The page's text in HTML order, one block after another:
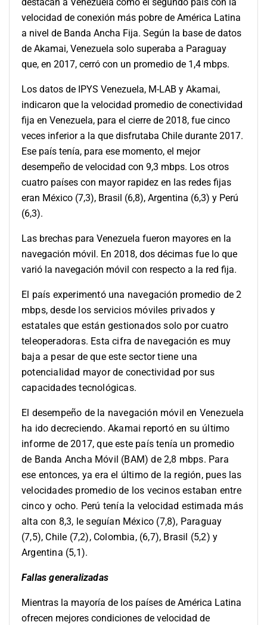
destacan a Venezuela como el segundo país con la
velocidad de conexión más pobre de América Latina
a nivel de Banda Ancha Fija. Según la base de datos
de Akamai, Venezuela solo superaba a Paraguay
que, en 2017, cerró con un promedio de 1,4 mbps.
Los datos de IPYS Venezuela, M-LAB y Akamai,
indicaron que la velocidad promedio de conectividad
fija en Venezuela, para el cierre de 2018, fue cinco
veces inferior a la que disfrutaba Chile durante 2017.
Ese país tenía, para ese momento, el mejor
desempeño de velocidad con 9,3 mbps. Los otros
cuatro países con mayor rapidez en las redes fijas
eran México (7,3), Brasil (6,8), Argentina (6,3) y Perú
(6,3).
Las brechas para Venezuela fueron mayores en la
navegación móvil. En 2018, dos décimas fue lo que
varió la navegación móvil con respecto a la red fija.
El país experimentó una navegación promedio de 2
mbps, desde los servicios móviles privados y
estatales que están gestionados solo por cuatro
teleoperadoras. Esta cifra de navegación es muy
baja a pesar de que este sector tiene una
potencialidad mayor de conectividad por sus
capacidades tecnológicas.
El desempeño de la navegación móvil en Venezuela
ha ido decreciendo. Akamai reportó en su último
informe de 2017, que este país tenía un promedio
de Banda Ancha Móvil (BAM) de 2,8 mbps. Para
ese entonces, ya era el último de la región, pues las
velocidades promedio de los vecinos estaban entre
cinco y ocho. Perú tenía la velocidad estimada más
alta con 8,3, le seguían México (7,8), Paraguay
(7,5), Chile (7,2), Colombia, (6,7), Brasil (5,2) y
Argentina (5,1).
Fallas generalizadas
Mientras la mayoría de los países de América Latina
ofrecen mejores condiciones de velocidad de